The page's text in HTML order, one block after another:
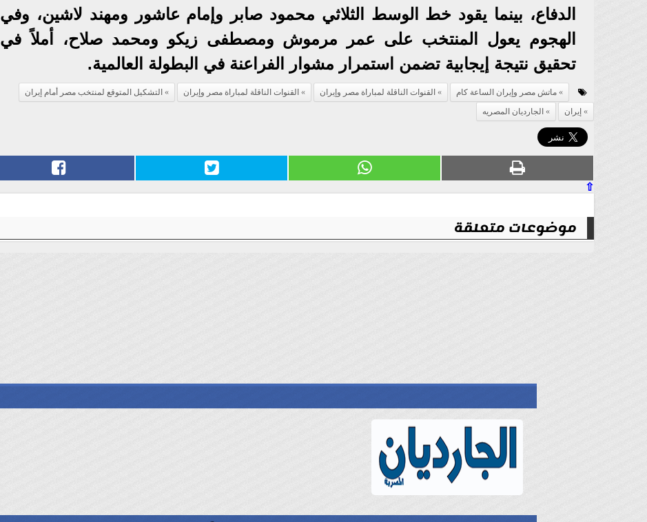
الدفاع، بينما يقود خط الوسط الثلاثي محمود صابر وإمام عاشور ومهند لاشين، وفي
الهجوم يعول المنتخب على عمر مرموش ومصطفى زيكو ومحمد صلاح، أملاً في
تحقيق نتيجة إيجابية تضمن استمرار مشوار الفراعنة في البطولة العالمية.
ماتش مصر وإيران الساعة كام القنوات الناقلة لمباراة مصر وإيران القنوات الناقلة لمباراة مصر وإيران
التشكيل المتوقع لمنتخب مصر أمام إيران
إيران
الجارديان المصريه
⇧
موضوعات متعلقة